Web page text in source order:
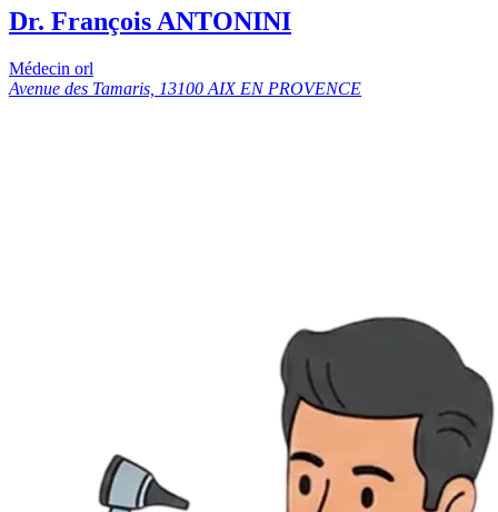
Dr. François ANTONINI
Médecin orl
Avenue des Tamaris, 13100 AIX EN PROVENCE